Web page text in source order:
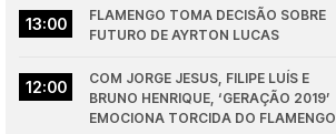
13:00
FLAMENGO TOMA DECISÃO SOBRE
FUTURO DE AYRTON LUCAS
12:00
COM JORGE JESUS, FILIPE LUÍS E
BRUNO HENRIQUE, ‘GERAÇÃO 2019’
EMOCIONA TORCIDA DO FLAMENGO